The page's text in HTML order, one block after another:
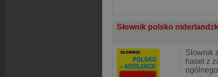
Słownik polsko
Słownik
haseł z